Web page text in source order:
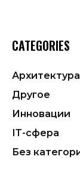
CATEGORIES
Архитектура
Другое
Инновации
ІТ-сфера
Без